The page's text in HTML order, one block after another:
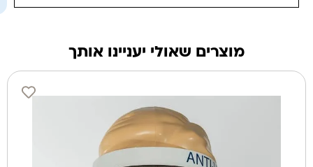
מוצרים שאולי יעניינו אותך